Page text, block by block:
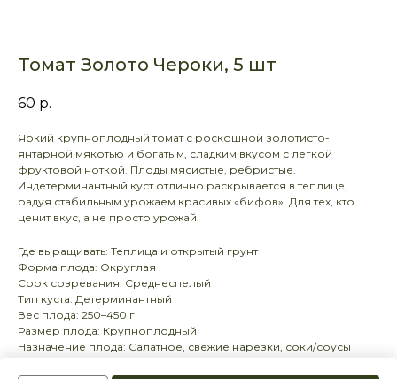
Томат Золото Чероки, 5 шт
60 р.
Яркий крупноплодный томат с роскошной золотисто-
янтарной мякотью и богатым, сладким вкусом с лёгкой
фруктовой ноткой. Плоды мясистые, ребристые.
Индетерминантный куст отлично раскрывается в теплице,
радуя стабильным урожаем красивых «бифов». Для тех, кто
ценит вкус, а не просто урожай.
Где выращивать: Теплица и открытый грунт
Форма плода: Округлая
Срок созревания: Среднеспелый
Тип куста: Детерминантный
Вес плода: 250–450 г
Размер плода: Крупноплодный
Назначение плода: Салатное, свежие нарезки, соки/соусы